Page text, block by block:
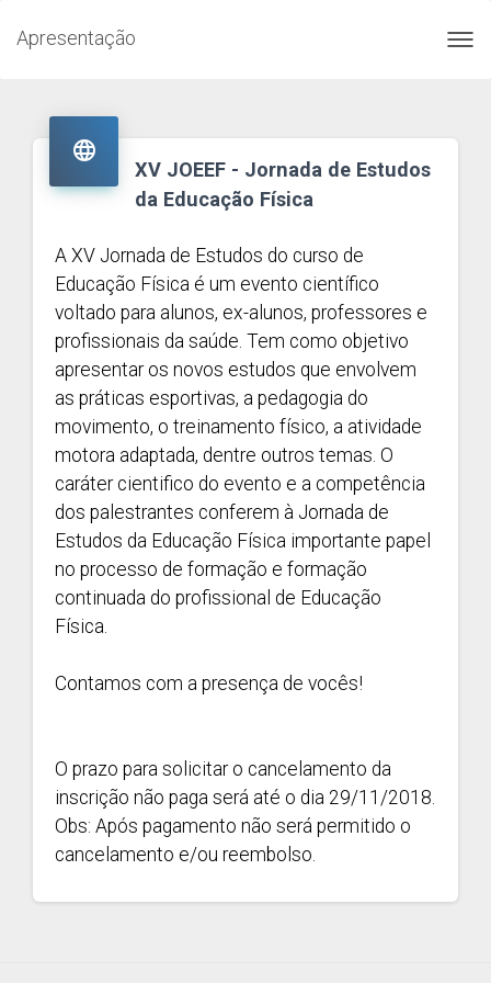
Apresentação

XV JOEEF - Jornada de Estudos
da Educação Física
A XV Jornada de Estudos do curso de
Educação Física é um evento científico
voltado para alunos, ex-alunos, professores e
profissionais da saúde. Tem como objetivo
apresentar os novos estudos que envolvem
as práticas esportivas, a pedagogia do
movimento, o treinamento físico, a atividade
motora adaptada, dentre outros temas. O
caráter cientifico do evento e a competência
dos palestrantes conferem à Jornada de
Estudos da Educação Física importante papel
no processo de formação e formação
continuada do profissional de Educação
Física.
Contamos com a presença de vocês!
O prazo para solicitar o cancelamento da
inscrição não paga será até o dia 29/11/2018.
Obs: Após pagamento não será permitido o
cancelamento e/ou reembolso.